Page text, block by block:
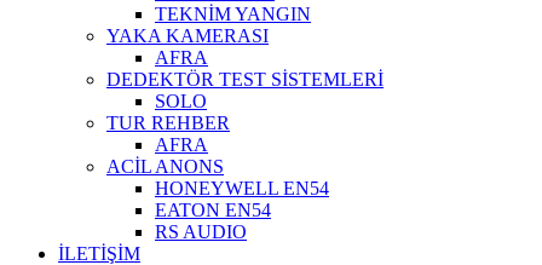
TEKNİM YANGIN
YAKA KAMERASI
AFRA
DEDEKTÖR TEST SİSTEMLERİ
SOLO
TUR REHBER
AFRA
ACİL ANONS
HONEYWELL EN54
EATON EN54
RS AUDIO
İLETİŞİM